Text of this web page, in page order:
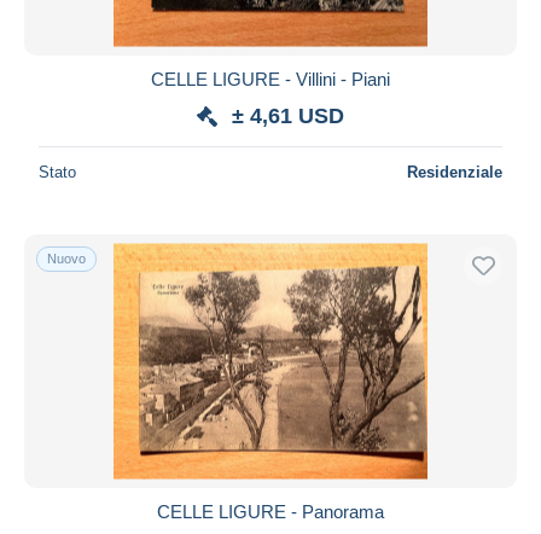
CELLE LIGURE - Villini - Piani
± 4,61 USD
Stato Residenziale
Nuovo
CELLE LIGURE - Panorama